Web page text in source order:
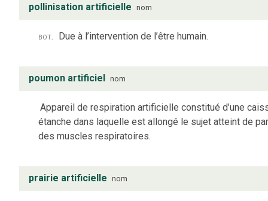
pollinisation artificielle nom
bot. Due à l’intervention de l’être humain.
poumon artificiel nom
Appareil de respiration artificielle constitué d’une
étanche dans laquelle est allongé le sujet atteint de
des muscles respiratoires.
prairie artificielle nom